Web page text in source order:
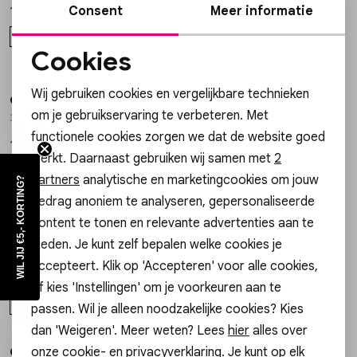
14,99
ONE SIZE
19,99
ONE SIZE
/2
Gossip
300587322 OORSTEKERS CIRKEL EN KRALEN
19,99
1/2
Gossip
19,99
1
Gossip
300721701 OORSTEKERS KRALEN
19,99
ONE SIZE
24,99
ONE SIZE
/2
Gossip 1 /2
Gossip
Noodzakelijke cookies
Personalisatie cookies
Analytische cookies
Marketing cookies
Consent Meer informatie
Cookies
Wij gebruiken cookies en vergelijkbare technieken
om je gebruikservaring te verbeteren. Met
functionele cookies zorgen we dat de website goed
werkt. Daarnaast gebruiken wij samen met 2
partners analytische en marketingcookies om jouw
gedrag anoniem te analyseren, gepersonaliseerde
content te tonen en relevante advertenties aan te
bieden. Je kunt zelf bepalen welke cookies je
accepteert. Klik op 'Accepteren' voor alle cookies,
of kies 'Instellingen' om je voorkeuren aan te
passen. Wil je alleen noodzakelijke cookies? Kies
dan 'Weigeren'. Meer weten? Lees hier alles over
onze cookie- en privacyverklaring. Je kunt op elk
WIL JIJ €5,- KORTING?